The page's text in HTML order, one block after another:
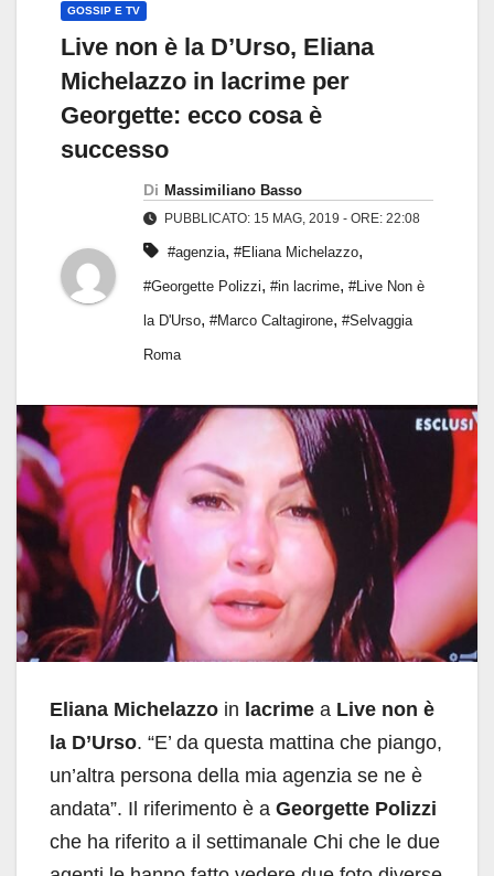
GOSSIP E TV
Live non è la D’Urso, Eliana
Michelazzo in lacrime per
Georgette: ecco cosa è
successo
Di Massimiliano Basso
PUBBLICATO: 15 MAG, 2019 - ORE: 22:08
#agenzia, #Eliana Michelazzo,
#Georgette Polizzi, #in lacrime, #Live Non è
la D'Urso, #Marco Caltagirone, #Selvaggia
Roma
Eliana Michelazzo in lacrime a Live non è
la D’Urso. “E’ da questa mattina che piango,
un’altra persona della mia agenzia se ne è
andata”. Il riferimento è a Georgette Polizzi
che ha riferito a il settimanale Chi che le due